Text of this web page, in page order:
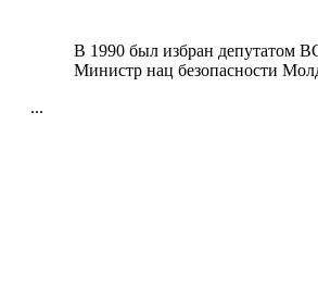
В 1990 был избран депутатом
Министр нац безопасности
...